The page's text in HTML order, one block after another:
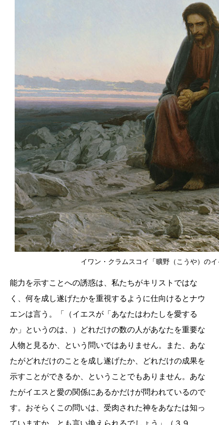
イワン・クラムスコイ「曠野（こうや）の
能力を示すことへの誘惑は、私たちがキリストではな
く、何を成し遂げたかを重視するように仕向けるとナウ
エンは言う。「（イエスが「あなたはわたしを愛する
か」というのは、）どれだけの数の人があなたを重要な
人物と見るか、という問いではありません。また、あな
たがどれだけのことを成し遂げたか、どれだけの成果を
示すことができるか、ということでもありません。あな
たがイエスと愛の関係にあるかだけが問われているので
す。おそらくこの問いは、受肉された神をあなたは知っ
ていますか、とも言い換えられるでしょう」（３９